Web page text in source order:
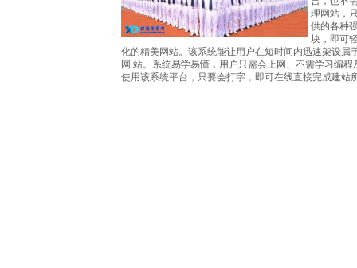
理网站，
供的各种
块，即可
化的精美网站。该系统能让用户在短时间内迅速架设属
网 站。系统易学易懂，用户只需会上网、不需学习编程
使用该系统平台，只要会打字，即可在线直接完成建站